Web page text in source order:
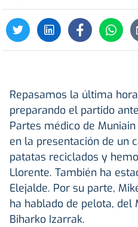
Repasamos la última
preparando el partido
Partes médico de
en la presentación de un
patatas reciclados y
Llorente. También ha
Elejalde. Por su parte,
ha hablado de pelota, del
Biharko Izarrak.